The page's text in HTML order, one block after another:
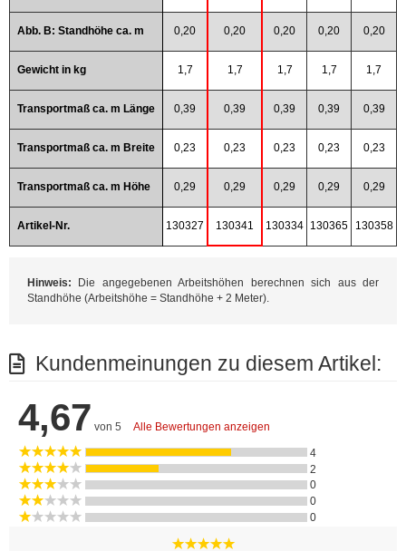
Abb. B: Standhöhe ca. m 0,20 0,20 0,20 0,20 0,20
Gewicht in kg 1,7 1,7 1,7 1,7 1,7
Transportmaß ca. m Länge 0,39 0,39 0,39 0,39 0,39
Transportmaß ca. m Breite 0,23 0,23 0,23 0,23 0,23
Transportmaß ca. m Höhe 0,29 0,29 0,29 0,29 0,29
Artikel-Nr. 130327 130341 130334 130365 130358
Hinweis: Die angegebenen Arbeitshöhen berechnen sich aus der
Standhöhe (Arbeitshöhe = Standhöhe + 2 Meter).
Kundenmeinungen zu diesem Artikel:
4,67 von 5 Alle Bewertungen anzeigen
4
2
0
0
0